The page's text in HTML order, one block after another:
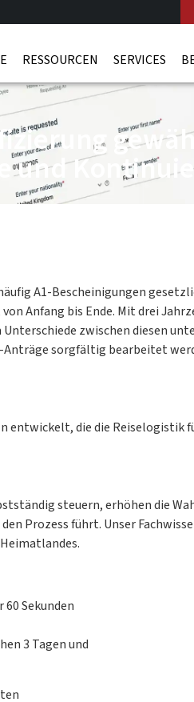
RESSOURCEN SERVICES
und
A1-Bescheinigungen
Anfang bis Ende. Mit drei
zwischen diesen
sorgfältig bearbeitet
die die Reiselogistik
steuern, erhöhen die
Prozess führt. Unser
Sekunden
3 Tagen und